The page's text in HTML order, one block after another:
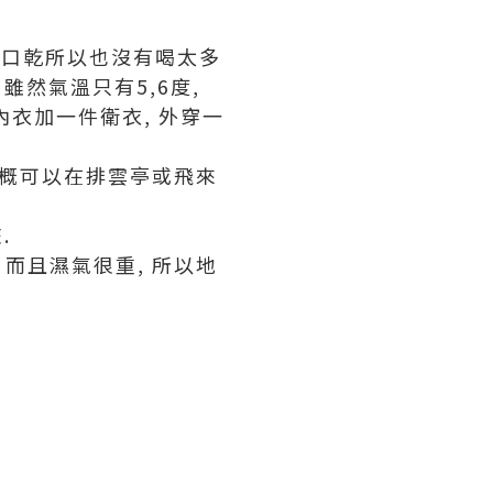
乾所以也沒有喝太多
然氣溫只有5,6度,
加一件衛衣, 外穿一
可以在排雲亭或飛來
且濕氣很重, 所以地